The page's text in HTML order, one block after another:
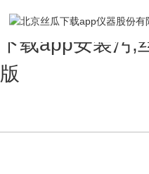
丝瓜下载app,丝
下载app安装污,
版